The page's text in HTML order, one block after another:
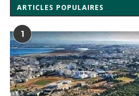
ARTICLES POPULAIRES
1